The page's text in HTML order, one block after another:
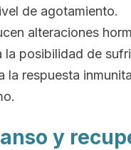
de agotamiento.
alteraciones
la posibilidad de
la respuesta
y